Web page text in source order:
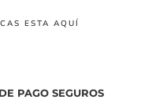
ESTA AQUÍ
PAGO SEGUROS